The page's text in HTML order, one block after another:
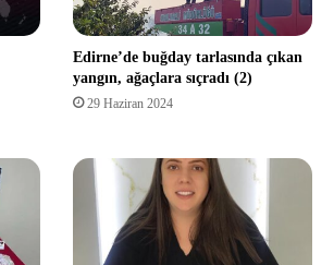
Edirne’de buğday tarlasında çıkan
yangın, ağaçlara sıçradı (2)
29 Haziran 2024